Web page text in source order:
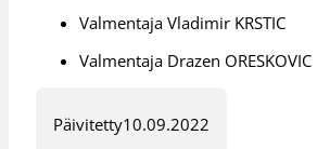
Valmentaja Vladimir KRSTIC
Valmentaja Drazen ORESKOVIC
Päivitetty10.09.2022